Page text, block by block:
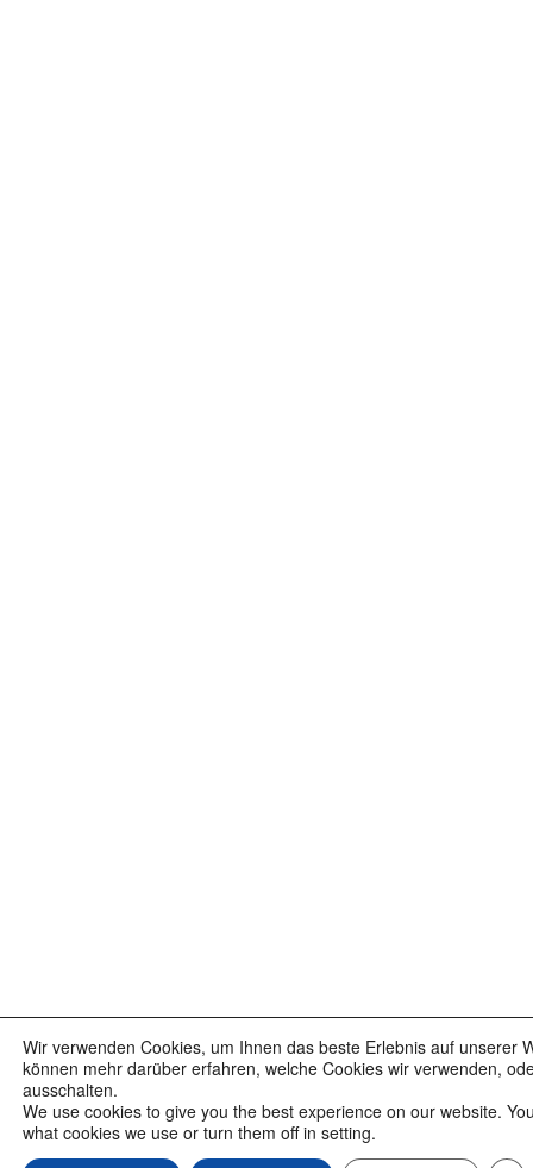
Wir verwenden Cookies, um Ihnen das beste Erlebnis auf unserer
können mehr darüber erfahren, welche Cookies wir verwenden,
ausschalten.
We use cookies to give you the best experience on our website.
what cookies we use or turn them off in setting.